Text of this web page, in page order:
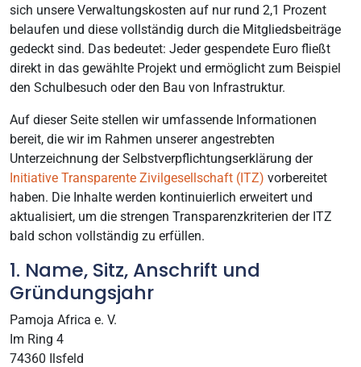
sich unsere Verwaltungskosten auf nur rund 2,1 Prozent
belaufen und diese vollständig durch die Mitgliedsbeiträge
gedeckt sind. Das bedeutet: Jeder gespendete Euro fließt
direkt in das gewählte Projekt und ermöglicht zum Beispiel
den Schulbesuch oder den Bau von Infrastruktur.
Auf dieser Seite stellen wir umfassende Informationen
bereit, die wir im Rahmen unserer angestrebten
Unterzeichnung der Selbstverpflichtungserklärung der
Initiative Transparente Zivilgesellschaft (ITZ) vorbereitet
haben. Die Inhalte werden kontinuierlich erweitert und
aktualisiert, um die strengen Transparenzkriterien der ITZ
bald schon vollständig zu erfüllen.
1. Name, Sitz, Anschrift und
Gründungsjahr
Pamoja Africa e. V.
Im Ring 4
74360 Ilsfeld